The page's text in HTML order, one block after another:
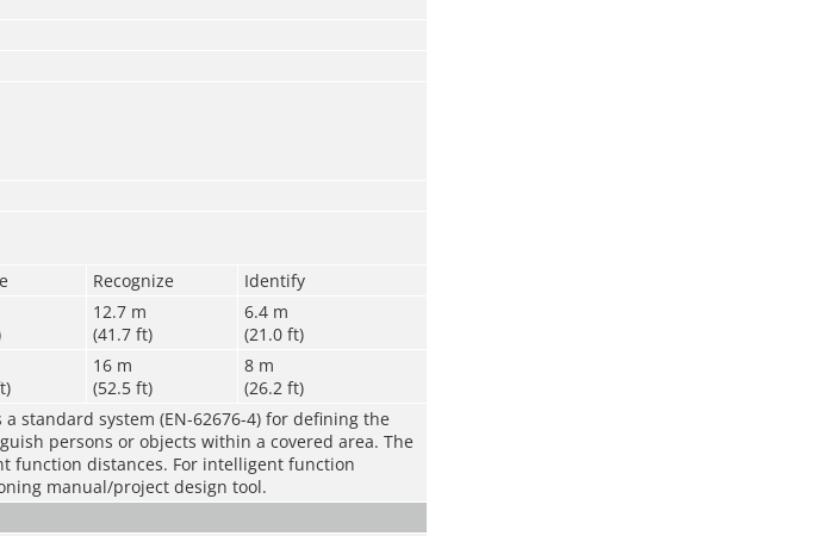
Recognize
Identify
12.7 m
(41.7 ft)
6.4 m
(21.0 ft)
16 m
(52.5 ft)
8 m
(26.2 ft)
standard system (EN-62676-4) for defining the
persons or objects within a covered area. The
function distances. For intelligent function
manual/project design tool.